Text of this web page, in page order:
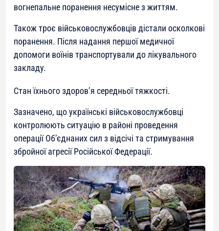
вогнепальне поранення несумісне з життям.
Також троє військовослужбовців дістали осколкові
поранення. Після надання першої медичної
допомоги воїнів транспортували до лікувального
закладу.
Стан їхнього здоров’я середньої тяжкості.
Зазначено, що українські військовослужбовці
контролюють ситуацію в районі проведення
операції Об’єднаних сил з відсічі та стримування
збройної агресії Російської Федерації.